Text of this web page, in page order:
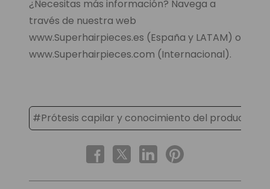
¿Necesitas más información? Navega a
través de nuestra web
www.Superhairpieces.es (España y LATAM) o
www.Superhairpieces.com (Internacional).
#Prótesis capilar y conocimiento del producto